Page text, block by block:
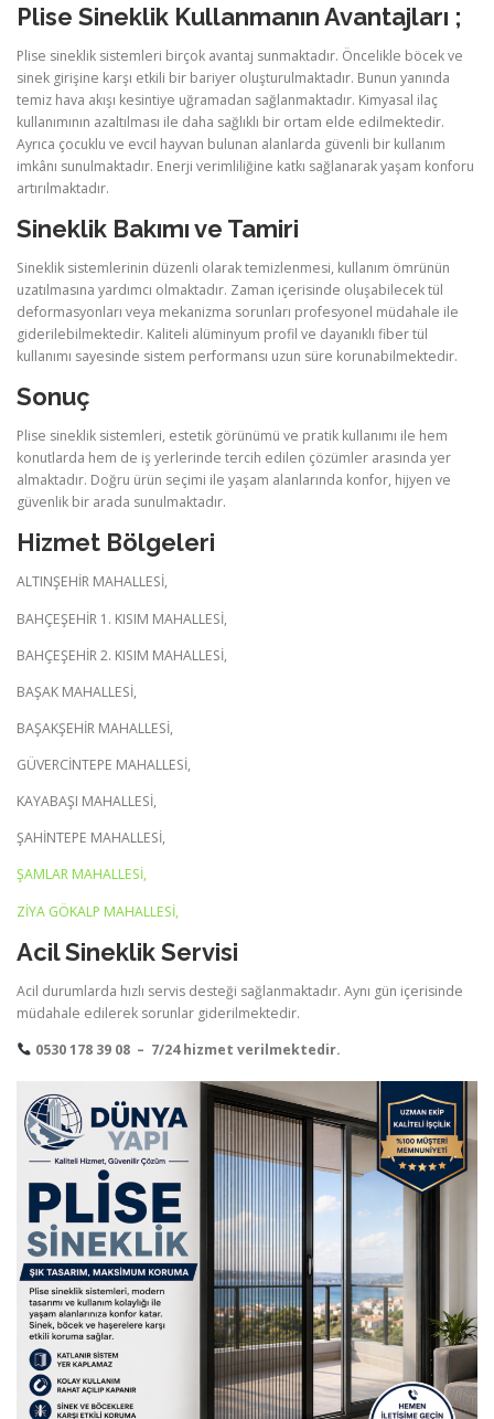
Plise Sineklik Kullanmanın Avantajları ;
Plise sineklik sistemleri birçok avantaj sunmaktadır. Öncelikle böcek ve
sinek girişine karşı etkili bir bariyer oluşturulmaktadır. Bunun yanında
temiz hava akışı kesintiye uğramadan sağlanmaktadır. Kimyasal ilaç
kullanımının azaltılması ile daha sağlıklı bir ortam elde edilmektedir.
Ayrıca çocuklu ve evcil hayvan bulunan alanlarda güvenli bir kullanım
imkânı sunulmaktadır. Enerji verimliliğine katkı sağlanarak yaşam konforu
artırılmaktadır.
Sineklik Bakımı ve Tamiri
Sineklik sistemlerinin düzenli olarak temizlenmesi, kullanım ömrünün
uzatılmasına yardımcı olmaktadır. Zaman içerisinde oluşabilecek tül
deformasyonları veya mekanizma sorunları profesyonel müdahale ile
giderilebilmektedir. Kaliteli alüminyum profil ve dayanıklı fiber tül
kullanımı sayesinde sistem performansı uzun süre korunabilmektedir.
Sonuç
Plise sineklik sistemleri, estetik görünümü ve pratik kullanımı ile hem
konutlarda hem de iş yerlerinde tercih edilen çözümler arasında yer
almaktadır. Doğru ürün seçimi ile yaşam alanlarında konfor, hijyen ve
güvenlik bir arada sunulmaktadır.
Hizmet Bölgeleri
ALTINŞEHİR MAHALLESİ,
BAHÇEŞEHİR 1. KISIM MAHALLESİ,
BAHÇEŞEHİR 2. KISIM MAHALLESİ,
BAŞAK MAHALLESİ,
BAŞAKŞEHİR MAHALLESİ,
GÜVERCİNTEPE MAHALLESİ,
KAYABAŞI MAHALLESİ,
ŞAHİNTEPE MAHALLESİ,
ŞAMLAR MAHALLESİ,
ZİYA GÖKALP MAHALLESİ,
Acil Sineklik Servisi
Acil durumlarda hızlı servis desteği sağlanmaktadır. Aynı gün içerisinde
müdahale edilerek sorunlar giderilmektedir.
0530 178 39 08 – 7/24 hizmet verilmektedir.